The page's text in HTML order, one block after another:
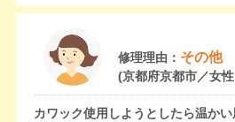
修理理由： その他
(京都府京都市／女
カワック使用しようとしたら温か